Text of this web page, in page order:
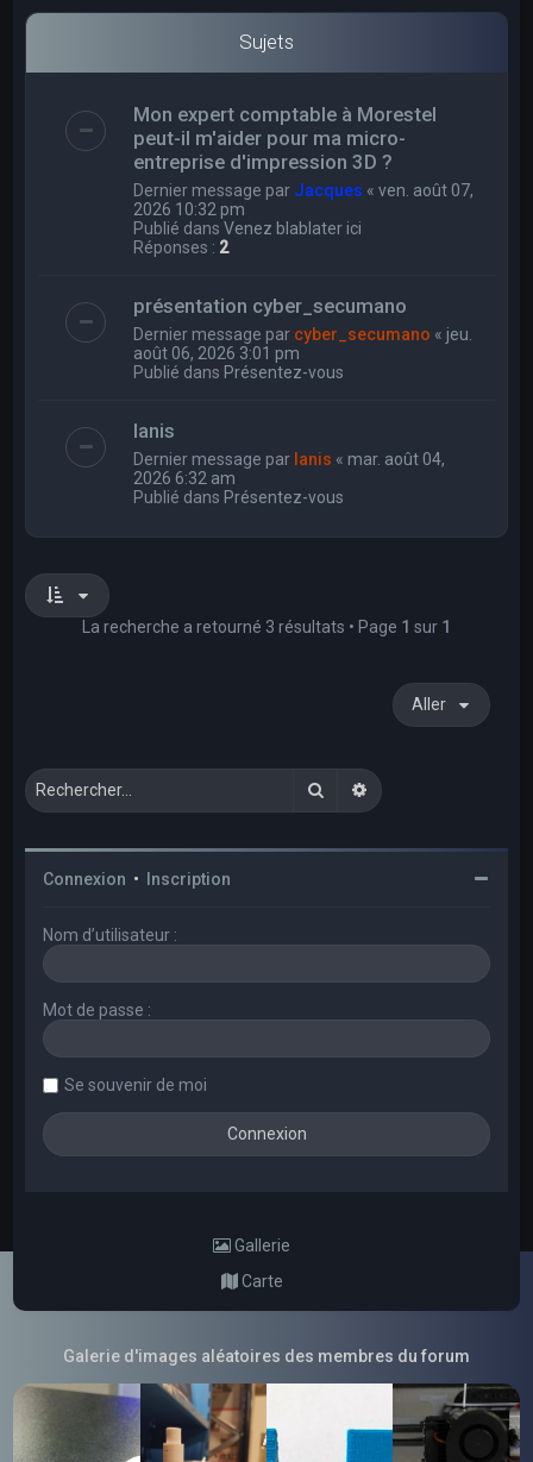
Sujets
Mon expert comptable à Morestel
peut-il m'aider pour ma micro-
entreprise d'impression 3D ?
Dernier message par Jacques «ven. août 07,
2026 10:32 pm
Publié dansVenez blablater ici
Réponses : 2
présentation cyber_secumano
Dernier message par cyber_secumano « jeu.
août 06, 2026 3:01 pm
Publié dans Présentez-vous
Ianis
Dernier message par Ianis « mar. août 04,
2026 6:32 am
Publié dans Présentez-vous
La recherche a retourné 3 résultats • Page 1 sur 1
Aller
RechercherRecherche avancée
Connexion • Inscription
Nom d’utilisateur :
Mot de passe :
Se souvenir de moi
Gallerie
Carte
Galerie d'images aléatoires des membres du forum